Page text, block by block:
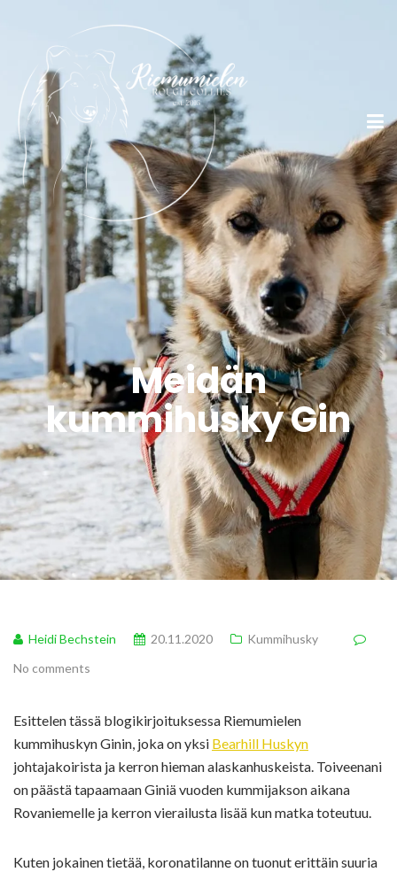
Meidän
kummihusky Gin
Heidi Bechstein 20.11.2020
Kummihusky
No comments
Esittelen tässä blogikirjoituksessa Riemumielen
kummihuskyn Ginin, joka on yksi Bearhill Huskyn
johtajakoirista ja kerron hieman alaskanhuskeista. Toiveenani
on päästä tapaamaan Giniä vuoden kummijakson aikana
Rovaniemelle ja kerron vierailusta lisää kun matka toteutuu.
Kuten jokainen tietää, koronatilanne on tuonut erittäin suuria